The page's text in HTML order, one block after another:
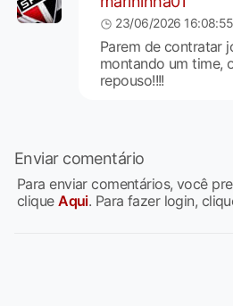
23/06/2026 16:08:55
Parem de contratar
montando um time,
repouso!!!!
Enviar comentário
Para enviar comentários, você
cliqueAqui. Para fazer login,